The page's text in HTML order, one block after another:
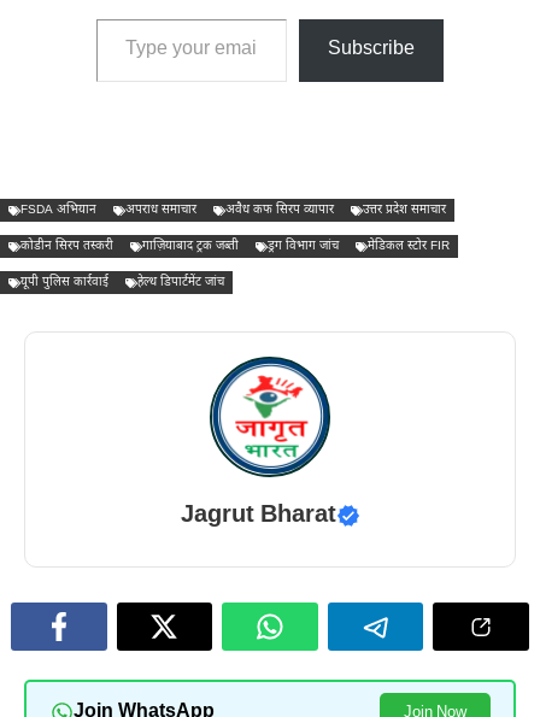
Type your email…
Subscribe
FSDA अभियान अपराध समाचार अवैध कफ सिरप व्यापार उत्तर प्रदेश समाचार
कोडीन सिरप तस्करी गाज़ियाबाद ट्रक जब्ती ड्रग विभाग जांच मेडिकल स्टोर FIR
यूपी पुलिस कार्रवाई हेल्थ डिपार्टमेंट जांच
Jagrut Bharat